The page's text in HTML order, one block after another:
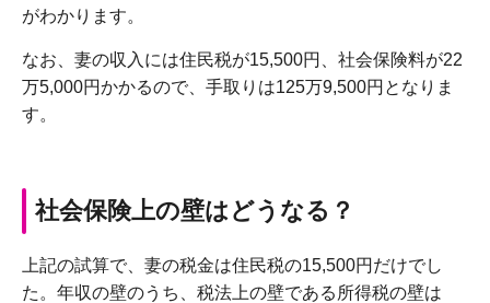
がわかります。
なお、妻の収入には住民税が15,500円、社会保険料が22
万5,000円かかるので、手取りは125万9,500円となりま
す。
社会保険上の壁はどうなる？
上記の試算で、妻の税金は住民税の15,500円だけでし
た。年収の壁のうち、税法上の壁である所得税の壁は